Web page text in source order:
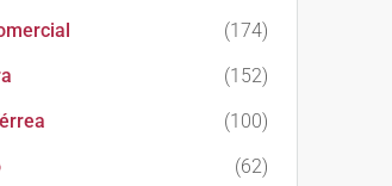
(174)
(152)
(100)
(62)